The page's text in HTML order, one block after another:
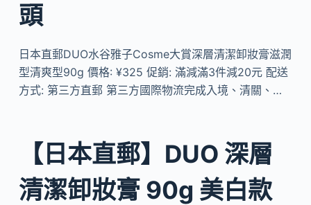
頭
日本直郵DUO水谷雅子Cosme大賞深層清潔卸妝膏滋潤
型清爽型90g 價格: ¥325 促銷: 滿減滿3件減20元 配送
方式: 第三方直郵 第三方國際物流完成入境、清關、…
【日本直郵】DUO 深層
清潔卸妝膏 90g 美白款